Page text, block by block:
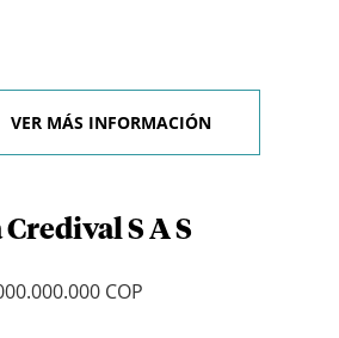
VER MÁS INFORMACIÓN
S A S
COP